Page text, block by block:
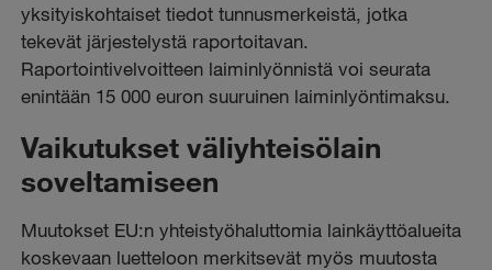
yksityiskohtaiset tiedot tunnusmerkeistä, jotka
tekevät järjestelystä raportoitavan.
Raportointivelvoitteen laiminlyönnistä voi seurata
enintään 15 000 euron suuruinen laiminlyöntimaksu.
Vaikutukset väliyhteisölain
soveltamiseen
Muutokset EU:n yhteistyöhaluttomia lainkäyttöalueita
koskevaan luetteloon merkitsevät myös muutosta